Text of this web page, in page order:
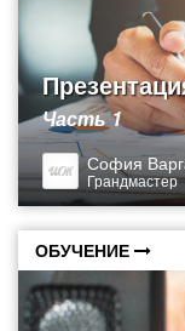
Часть 1
София
Грандмастер
ОБУЧЕНИЕ